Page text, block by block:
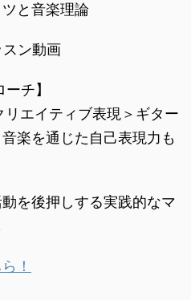
と音楽理論
ン動画
チ】
エイティブ表現＞ギター
楽を通じた自己表現力も
を後押しする実践的なマ
！